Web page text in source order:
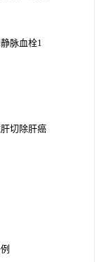
脉血栓1
切除肝癌